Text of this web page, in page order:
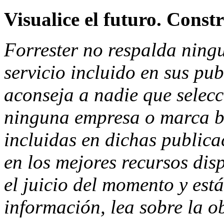
Visualice el futuro.
Forrester no respalda
servicio incluido en sus
aconseja a nadie que
ninguna empresa o marca
incluidas en dichas
en los mejores recursos
el juicio del momento y
información, lea sobre la